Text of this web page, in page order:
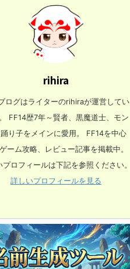
rihira
ログはライターのrihiraが運営してい
FF14歴7年～賢者、黒魔道士、モン
り子をメインに愛用。 FF14を中心
ーム攻略、レビュー記事を掲載中。
プロフィールは下記を参照ください。
詳しいプロフィールを見る